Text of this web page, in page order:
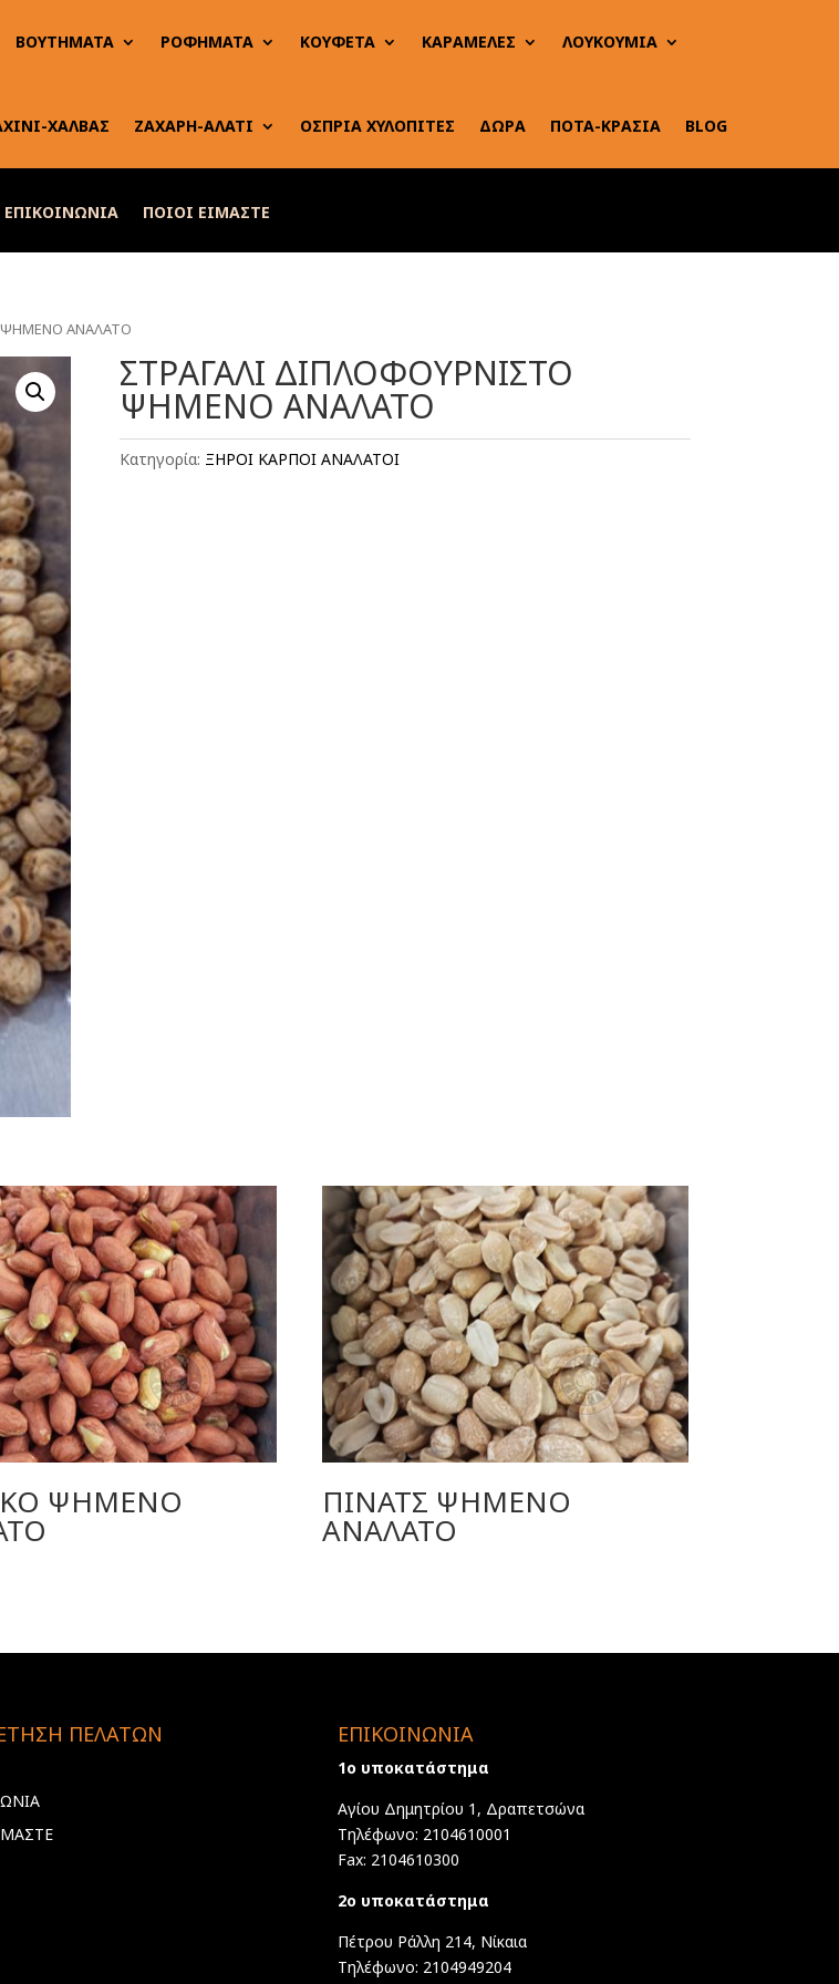
ΒΟΥΤΗΜΑΤΑ ΡΟΦΗΜΑΤΑ ΚΟΥΦΕΤΑ ΚΑΡΑΜΕΛΕΣ ΛΟΥΚΟΥΜΙΑ
ΧΑΛΒΑΣ ΖΑΧΑΡΗ-ΑΛΑΤΙ ΟΣΠΡΙΑ ΧΥΛΟΠΙΤΕΣ ΔΩΡΑ ΠΟΤΑ-ΚΡΑΣΙΑ BLOG
ΕΠΙΚΟΙΝΩΝΙΑ ΠΟΙΟΙ ΕΙΜΑΣΤΕ
ΨΗΜΕΝΟ ΑΝΑΛΑΤΟ
ΣΤΡΑΓΑΛΙ ΔΙΠΛΟΦΟΥΡΝΙΣΤΟ
ΨΗΜΕΝΟ ΑΝΑΛΑΤΟ
Κατηγορία: ΞΗΡΟΙ ΚΑΡΠΟΙ ΑΝΑΛΑΤΟΙ
ΨΗΜΕΝΟ ΠΙΝΑΤΣ ΨΗΜΕΝΟ
ΑΝΑΛΑΤΟ
ΠΕΛΑΤΩΝ ΕΠΙΚΟΙΝΩΝΙΑ
1ο υποκατάστημα
Αγίου Δημητρίου 1, Δραπετσώνα
Τηλέφωνο: 2104610001
Fax: 2104610300
2ο υποκατάστημα
Πέτρου Ράλλη 214, Νίκαια
Τηλέφωνο: 2104949204